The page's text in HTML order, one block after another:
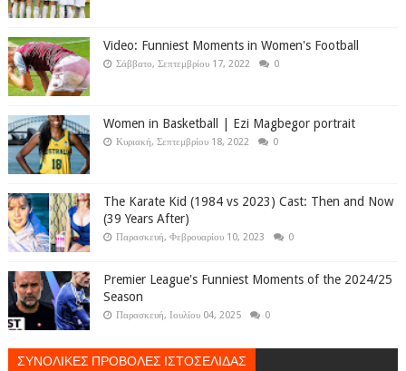
Video: Funniest Moments in Women's Football
Σάββατο, Σεπτεμβρίου 17, 2022 0
Women in Basketball | Ezi Magbegor portrait
Κυριακή, Σεπτεμβρίου 18, 2022 0
The Karate Kid (1984 vs 2023) Cast: Then and Now
(39 Years After)
Παρασκευή, Φεβρουαρίου 10, 2023 0
Premier League's Funniest Moments of the 2024/25
Season
Παρασκευή, Ιουλίου 04, 2025 0
ΣΥΝΟΛΙΚΕΣ ΠΡΟΒΟΛΕΣ ΙΣΤΟΣΕΛΙΔΑΣ